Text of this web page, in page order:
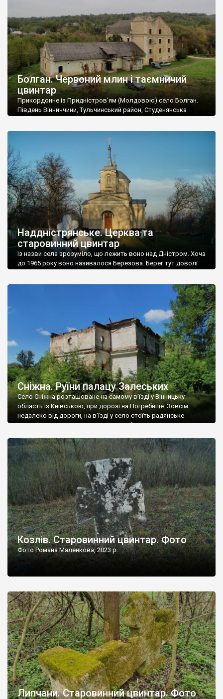
Болган. Червоний млин і таємничий
цвинтар
Прикордонне із Придністров’ям (Молдовою) село Болган.
Південь Вінниччини, Тульчинський район, Студенянська
старовинний цвинтар із кам’яними хрестами. Всі епітафії, які
збереглися, написані кирилицею, церковнослов’янською
мовою. За всіма традиційними ознаками – цвинтар
український. Хрести датуються 19 століттям. У 1924-1940
роках Болган […]
Наддністрянське. Церква та
старовинний цвинтар
Із назви села зрозуміло, що лежить воно над Дністром. Хоча
до 1965 року воно називалося Березова. Берег тут доволі
Наддністрянське відрізняється від більшості навколишніх
сіл. У селі є мурована Михайлівська церква. Точної дати […]
Сніжна. Руїни палацу Залеських
Село Сніжна розташоване на самому в’їзді у Вінницьку
область із Київською, при дорозі на Погребище. Зовсім
недалеко від дороги, на в’їзді у село стоїть радянське
рельєфне пано, яке показує жінку і яблуню, а трохи далі, десь
не видно, але видно дві стареньких колії у траві – […]
Козлів. Старовинний цвинтар. Фото
Фото Романа Маленкова, 2023 р.
Липчани. Старовинний цвинтар. Фото